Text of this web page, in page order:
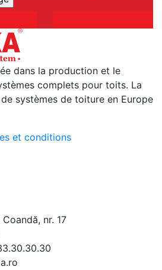
dans la production et le
complets pour toits. La
systèmes de toiture en Europe
et conditions
nr. 17